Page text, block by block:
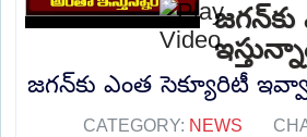
జగన్‌కు ఎంత సెక్యూరిటీ
CATEGORY: NEWS